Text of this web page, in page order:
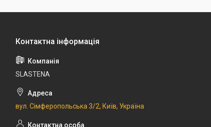
SLASTENA
вул. Сімферопольська 3/2, Київ, Україна